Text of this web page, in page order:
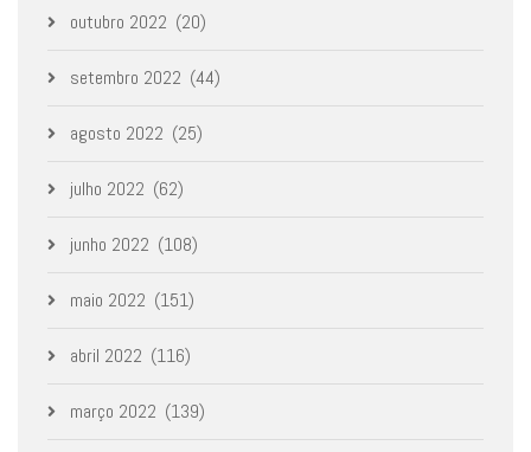
outubro 2022 (20)
setembro 2022 (44)
agosto 2022 (25)
julho 2022 (62)
junho 2022 (108)
maio 2022 (151)
abril 2022 (116)
março 2022 (139)